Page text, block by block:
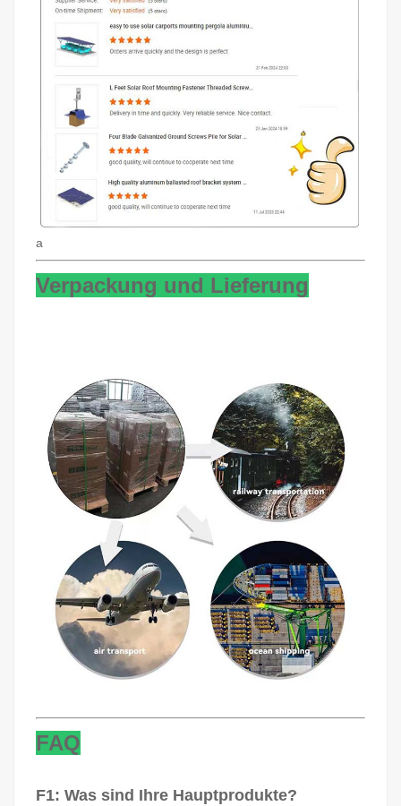
a
Verpackung und Lieferung
FAQ
F1: Was sind Ihre Hauptprodukte?